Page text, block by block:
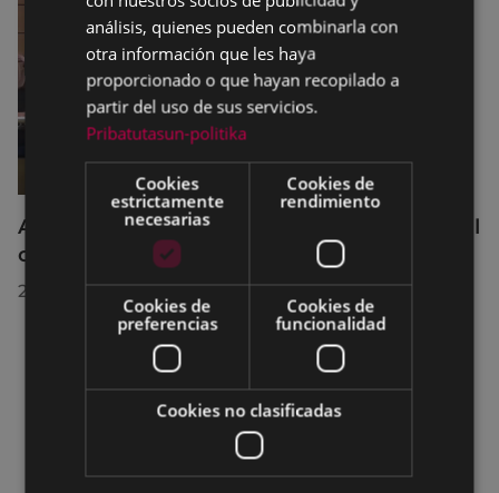
Acuerdos adoptados por el Pleno Municipal
celebrado el 27 de julio de 2026
28/07/2026
análisis, quienes pueden combinarla con
otra información que les haya
proporcionado o que hayan recopilado a
partir del uso de sus servicios.
Pribatutasun-politika
Cookies
estrictamente
necesarias
Cookies de
rendimiento
Cookies de
preferencias
Cookies de
funcionalidad
Cookies no clasificadas